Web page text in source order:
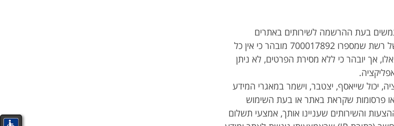
בעת ההרשמה לשירותים באתרים
ובאפליקציה, יישמרו במאגר המידע של רשת שמספרו 700017892 מובהר כי אין כל
אך יובהר כי ללא מסירת הפרטים, לא ניתן
יכול שייאסף, יצטבר, וישמר במאגרי המידע
פרסומות שקראת באתר או בעת השימוש
והשירותים שעניינו אותך, אמצעי תשלום